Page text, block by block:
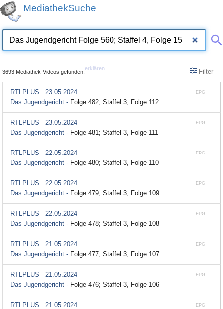
MediathekSuche
3693 Mediathek-Videos gefunden.
erklären Filter
EPG
RTLPLUS
23.05.2024
Das Jugendgericht - Folge 482; Staffel 3, Folge 112
EPG
RTLPLUS
23.05.2024
Das Jugendgericht - Folge 481; Staffel 3, Folge 111
EPG
RTLPLUS
22.05.2024
Das Jugendgericht - Folge 480; Staffel 3, Folge 110
EPG
RTLPLUS
22.05.2024
Das Jugendgericht - Folge 479; Staffel 3, Folge 109
EPG
RTLPLUS
22.05.2024
Das Jugendgericht - Folge 478; Staffel 3, Folge 108
EPG
RTLPLUS
21.05.2024
Das Jugendgericht - Folge 477; Staffel 3, Folge 107
EPG
RTLPLUS
21.05.2024
Das Jugendgericht - Folge 476; Staffel 3, Folge 106
EPG
RTLPLUS
21.05.2024